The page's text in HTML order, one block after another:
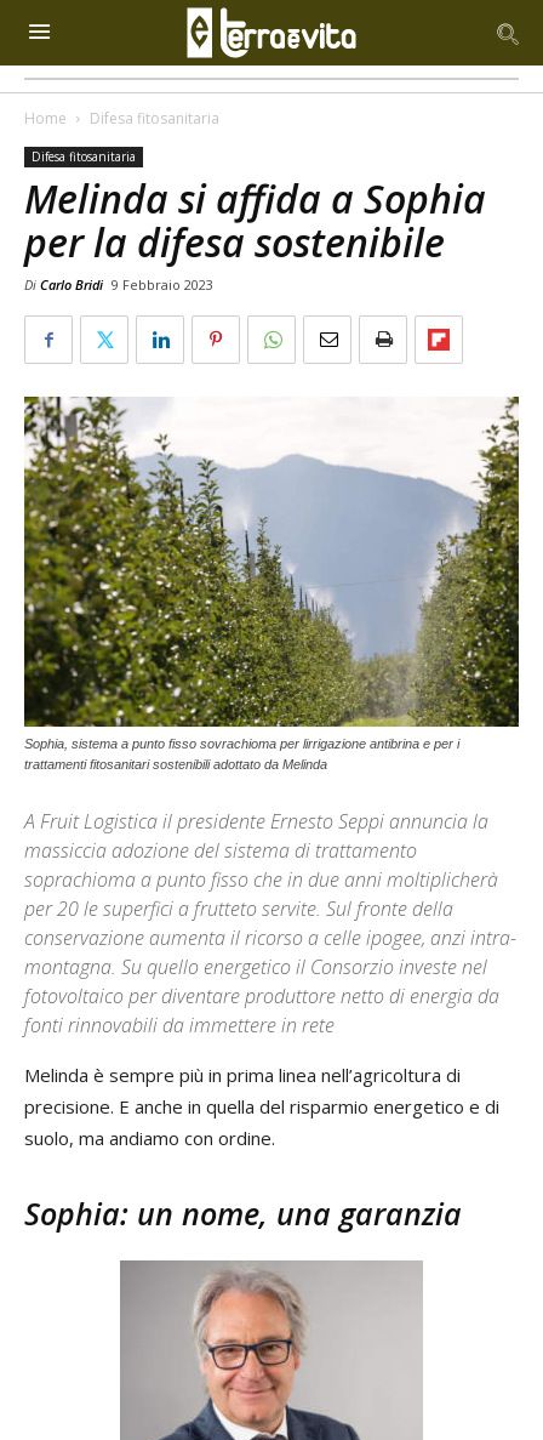
Home Difesa fitosanitaria
Difesa fitosanitaria
Melinda si affida a Sophia
per la difesa sostenibile
Di Carlo Bridi 9 Febbraio 2023
Sophia, sistema a punto fisso sovrachioma per lirrigazione antibrina e per i
trattamenti fitosanitari sostenibili adottato da Melinda
A Fruit Logistica il presidente Ernesto Seppi annuncia la
massiccia adozione del sistema di trattamento
soprachioma a punto fisso che in due anni moltiplicherà
per 20 le superfici a frutteto servite. Sul fronte della
conservazione aumenta il ricorso a celle ipogee, anzi intra-
montagna. Su quello energetico il Consorzio investe nel
fotovoltaico per diventare produttore netto di energia da
fonti rinnovabili da immettere in rete
Melinda è sempre più in prima linea nell’agricoltura di
precisione. E anche in quella del risparmio energetico e di
suolo, ma andiamo con ordine.
Sophia: un nome, una garanzia